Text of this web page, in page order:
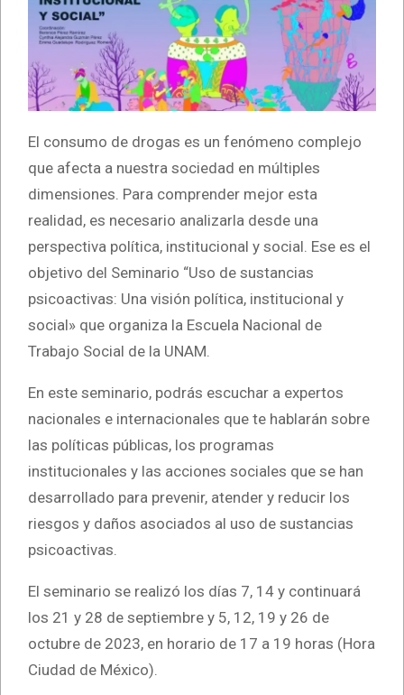
El consumo de drogas es un fenómeno complejo
que afecta a nuestra sociedad en múltiples
dimensiones. Para comprender mejor esta
realidad, es necesario analizarla desde una
perspectiva política, institucional y social. Ese es el
objetivo del Seminario “Uso de sustancias
psicoactivas: Una visión política, institucional y
social» que organiza la Escuela Nacional de
Trabajo Social de la UNAM.
En este seminario, podrás escuchar a expertos
nacionales e internacionales que te hablarán sobre
las políticas públicas, los programas
institucionales y las acciones sociales que se han
desarrollado para prevenir, atender y reducir los
riesgos y daños asociados al uso de sustancias
psicoactivas.
El seminario se realizó los días 7, 14 y continuará
los 21 y 28 de septiembre y 5, 12, 19 y 26 de
octubre de 2023, en horario de 17 a 19 horas (Hora
Ciudad de México).